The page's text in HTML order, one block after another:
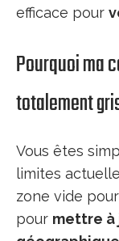
efficace pour
Pourquoi ma
totalement
Vous êtes
limites
zone vide
pour mettre à